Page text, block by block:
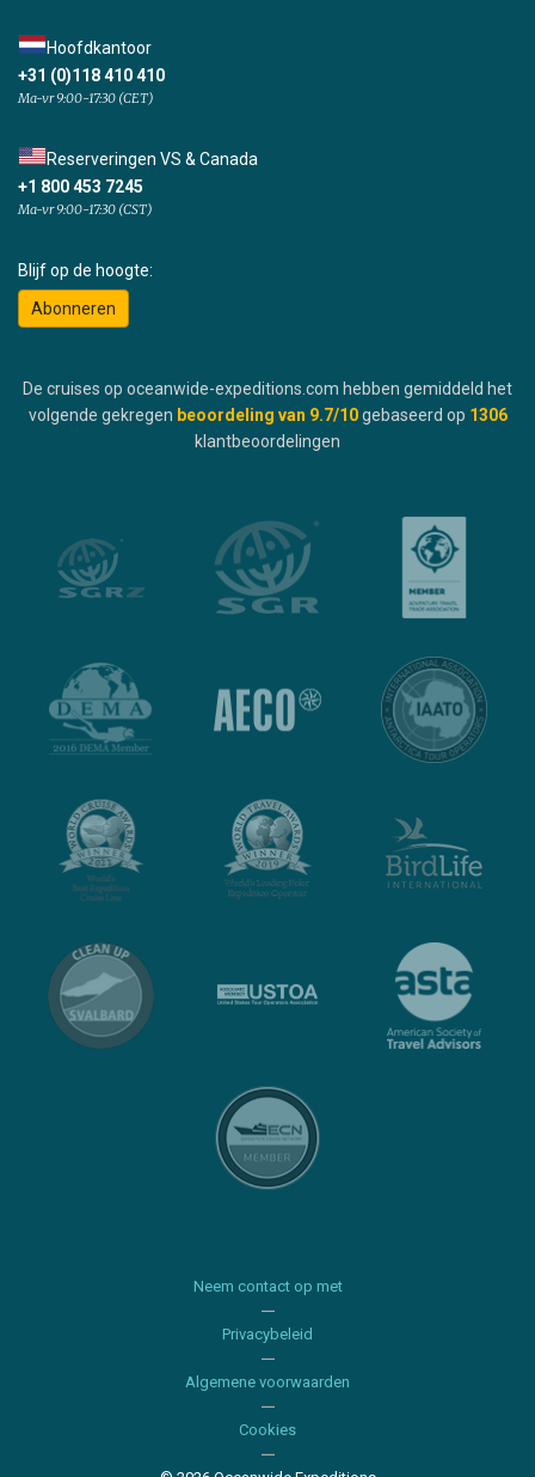
Hoofdkantoor
+31 (0)118 410 410
Ma-vr 9:00-17:30 (CET)
Reserveringen VS & Canada
+1 800 453 7245
Ma-vr 9:00-17:30 (CST)
Blijf op de hoogte:
Abonneren
De cruises op oceanwide-expeditions.com hebben gemiddeld het
volgende gekregen beoordeling van 9.7/10 gebaseerd op 1306
klantbeoordelingen
Neem contact op met
Privacybeleid
Algemene voorwaarden
Cookies